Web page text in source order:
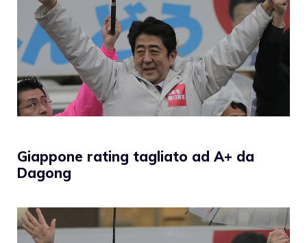
Giappone rating tagliato ad A+ da
Dagong